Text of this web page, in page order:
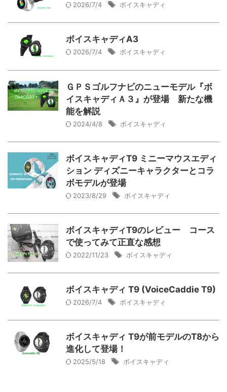
2026/7/4 ボイスキャディ
ボイスキャディA3
2026/7/4 ボイスキャディ
ＧＰＳゴルフナビのニューモデル『ボ
イスキャディＡ３』が登場 新たな機
能を解説
2024/4/8 ボイスキャディ
ボイスキャディT9 ミニーマウスエディ
ション ディズニーキャラクターとコラ
ボモデルが登場
2023/8/29 ボイスキャディ
ボイスキャディT9のレビュー コース
で使ってみて正直な感想
2022/11/23 ボイスキャディ
ボイスキャディ T9 (VoiceCaddie T9)
2026/7/4 ボイスキャディ
ボイスキャディ T9が前モデルのT8から
進化して登場！
2025/5/18 ボイスキャディ